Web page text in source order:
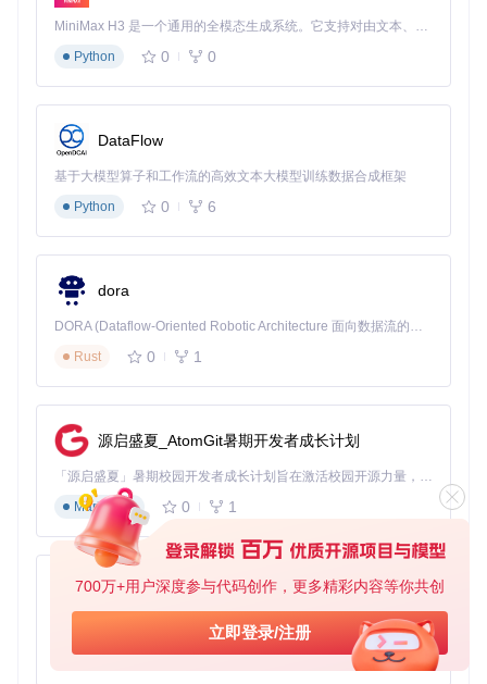
700万+用户深度参与代码创作，更多精彩内容等你共创
立即登录/注册
基础分辨率设置为与显示器一致，输出分辨率根据平台要
求调整，建议1080p或720p。
度。
比特率（视频数据传输速率）设置为2500-6000kbps，根
据网络状况调整，网络稳定时可提高至8000kbps。
🔧实操：校准音频输入电平
说话时观察电平表，调整音量使峰值在-6dB至-12dB之
添加“噪声抑制”滤镜，减少背景噪音，阈值设置为20dB-30
dB。
四、场景化应用：不同直播场景的优化方案
游戏直播需注重画面流畅度与清晰度，以下是优化步骤：
添加“游戏捕获”源，选择目标游戏进程。
在源滤镜中添加“锐化”滤镜，强度设置为5%-10%，提升画
面细节。
使用“色阶”滤镜调整对比度，使游戏画面更鲜明。
4.2 教学直播场景设置
教学直播需要突出讲解内容，可按以下步骤设置：
添加“显示器捕获”源，捕获整个屏幕或特定区域。
添加“文本”源，显示讲解重点内容。
使用“画中画”功能添加摄像头画面，位置调整至角落，不
MiniMax H3 是一个通用的全模态生成系统。它支持对由文本、图像、视频和音频组成的多模态上下文进行统一理解，并能生成分辨率高达 2K、时长可达 15 秒的带原生立体声音频的视频。得益于面向任务泛化的系统设计，H3 在预训练阶段就已具备广泛的多模态上下文理解与生成能力，能够出色地执行复杂的多模态指令。
Python
0 0
DataFlow
基于大模型算子和工作流的高效文本大模型训练数据合成框架
Python
0 6
dora
DORA (Dataflow-Oriented Robotic Architecture 面向数据流的机器人架构) 是为 AI 与具身智能机器人打造的高性能开发框架，以数据流范式重构开发逻辑，原生支持分布式部署与端边云协同 —— 无需复杂适配，即可实现一体端到端具身大小脑、VLA等模型部署，无缝衔接感知、推理、控制全链路，让 AI 能力与机器人动作深度融合。 依托 Rust 内核与零拷贝通信技术，它将具身大小脑、VLA等模型推理、多模态数据融合延迟压缩至微秒级，同时兼容 ROS2 生态与国产 AI 芯片，彻底降低具身智能机器人的开发门槛，让分布式部署下的 AI 赋能创新更高效、更灵活。
Rust
0 1
源启盛夏_AtomGit暑期开发者成长计划
「源启盛夏」暑期校园开发者成长计划旨在激活校园开源力量，通过积分激励、认证扶持、资源倾斜等形式，引导高校组织和开发者完成「入驻 — 建项目 — 做贡献 — 获认证 — 得资源」的完整闭环。无论你是想带领社团入驻平台的组织者，还是希望用代码贡献证明自己的开发者，都能在这里找到属于你的成长路径。
Markdown
0 1
py-xiaozhi
基于Python的Xiaozhi AI，适用于想要完整Xiaozhi体验而无需拥有专用硬件的用户。
Python
0 1